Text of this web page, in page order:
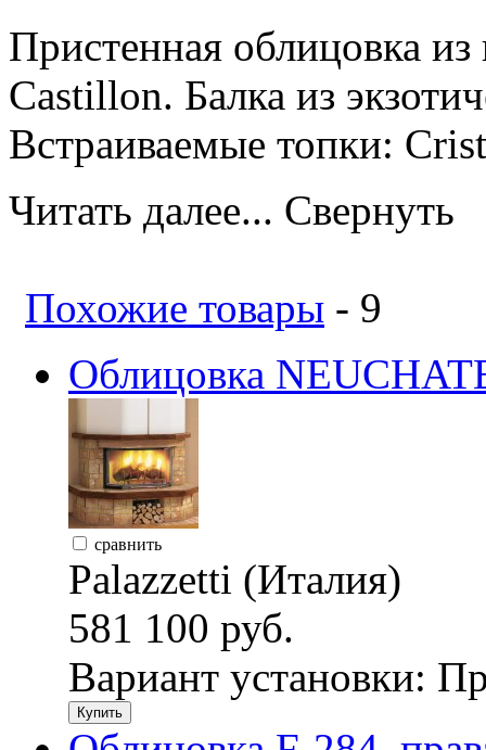
Пристенная облицовка
Castillon. Балка из
Встраиваемые топки:
Читать далее... Свернуть
Похожие товары - 9
Облицовка
сравнить
Palazzetti (Италия)
581 100 руб.
Вариант установки:
Купить